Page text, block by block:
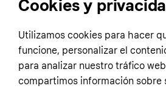
Customer service
Terms & conditions
Business
Cookies y
Utilizamos cookies para hacer
funcione, personalizar el
para analizar nuestro tráfico
compartimos información sobre